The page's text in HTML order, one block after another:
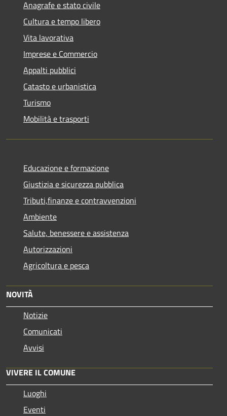
Anagrafe e stato civile
Cultura e tempo libero
Vita lavorativa
Imprese e Commercio
Appalti pubblici
Catasto e urbanistica
Turismo
Mobilità e trasporti
Educazione e formazione
Giustizia e sicurezza pubblica
Tributi,finanze e contravvenzioni
Ambiente
Salute, benessere e assistenza
Autorizzazioni
Agricoltura e pesca
NOVITÀ
Notizie
Comunicati
Avvisi
VIVERE IL COMUNE
Luoghi
Eventi